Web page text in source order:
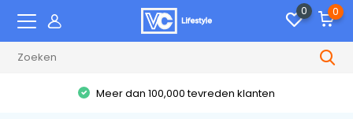
0 0
Meer dan 100,000 tevreden klanten